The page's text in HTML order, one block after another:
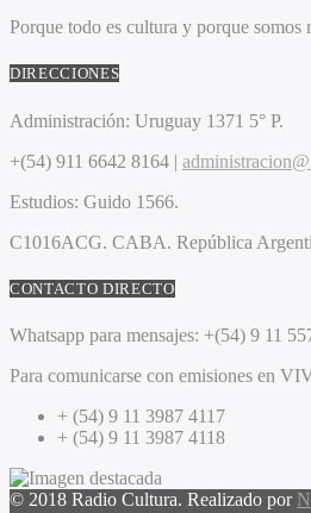
Porque todo es cultura y porque somos
DIRECCIONES
Administración: Uruguay 1371 5° P.
+(54) 911 6642 8164 |
Estudios: Guido 1566.
C1016ACG. CABA. República
CONTACTO DIRECTO
Whatsapp para mensajes: +(54) 9 11
Para comunicarse con emisiones en
+ (54) 9 11 3987 4117
+ (54) 9 11 3987 4118
© 2018 Radio Cultura. Realizado por